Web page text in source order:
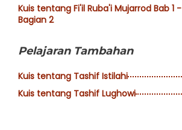
Kuis tentang Fi'il Ruba'i Mujarrod Bab 1 -
Bagian 2
Pelajaran Tambahan
Kuis tentang Tashif Istilahi
Kuis tentang Tashif Lughowi